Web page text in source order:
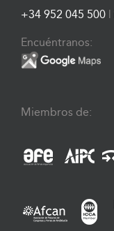
+34 952 045 500
Encuéntranos:
Miembros de: